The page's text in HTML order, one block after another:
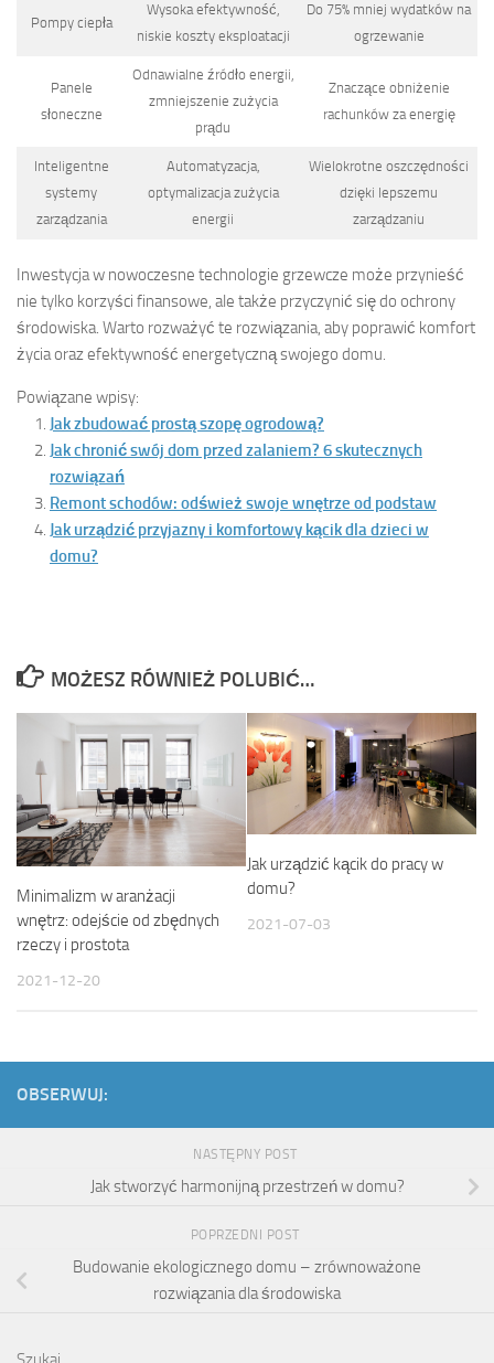
Pompy ciepła
Wysoka efektywność,
niskie koszty eksploatacji
Do 75% mniej wydatków na
ogrzewanie
Panele
słoneczne
Odnawialne źródło energii,
zmniejszenie zużycia
prądu
Znaczące obniżenie
rachunków za energię
Inteligentne
systemy
zarządzania
Automatyzacja,
optymalizacja zużycia
energii
Wielokrotne oszczędności
dzięki lepszemu
zarządzaniu
Inwestycja w nowoczesne technologie grzewcze może przynieść
nie tylko korzyści finansowe, ale także przyczynić się do ochrony
środowiska. Warto rozważyć te rozwiązania, aby poprawić komfort
życia oraz efektywność energetyczną swojego domu.
Powiązane wpisy:
Jak zbudować prostą szopę ogrodową?
Jak chronić swój dom przed zalaniem? 6 skutecznych
rozwiązań
Remont schodów: odśwież swoje wnętrze od podstaw
Jak urządzić przyjazny i komfortowy kącik dla dzieci w
domu?
MOŻESZ RÓWNIEŻ POLUBIĆ…
Minimalizm w aranżacji
wnętrz: odejście od zbędnych
rzeczy i prostota
2021-12-20
Jak urządzić kącik do pracy w
domu?
2021-07-03
OBSERWUJ:
NASTĘPNY POST
Jak stworzyć harmonijną przestrzeń w domu?
POPRZEDNI POST
Budowanie ekologicznego domu – zrównoważone
rozwiązania dla środowiska